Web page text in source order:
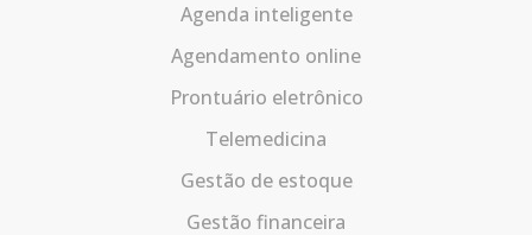
Agenda inteligente
Agendamento online
Prontuário eletrônico
Telemedicina
Gestão de estoque
Gestão financeira